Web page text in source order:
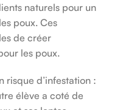
naturels pour un
poux. Ces
de créer
les poux.
risque d’infestation :
élève a coté de